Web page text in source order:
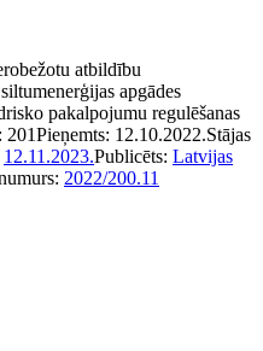
atbildību
apgādes
pakalpojumu regulēšanas
201Pieņemts: 12.10.2022.Stājas
12.11.2023.Publicēts: Latvijas
2022/200.11